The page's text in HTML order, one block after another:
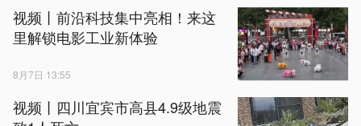
视频丨前沿科技集中亮相！来这
里解锁电影工业新体验
8月7日 13:55
视频丨四川宜宾市高县4.9级地震